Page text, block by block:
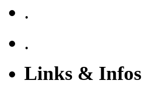
.
.
Links & Infos